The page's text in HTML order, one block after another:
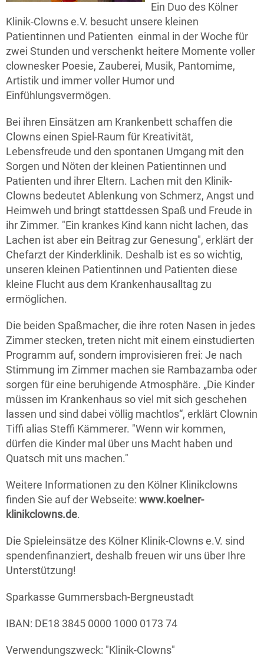
Ein Duo des Kölner
Klinik-Clowns e.V. besucht unsere kleinen
Patientinnen und Patienten einmal in der Woche für
zwei Stunden und verschenkt heitere Momente voller
clownesker Poesie, Zauberei, Musik, Pantomime,
Artistik und immer voller Humor und
Einfühlungsvermögen.
Bei ihren Einsätzen am Krankenbett schaffen die
Clowns einen Spiel-Raum für Kreativität,
Lebensfreude und den spontanen Umgang mit den
Sorgen und Nöten der kleinen Patientinnen und
Patienten und ihrer Eltern. Lachen mit den Klinik-
Clowns bedeutet Ablenkung von Schmerz, Angst und
Heimweh und bringt stattdessen Spaß und Freude in
ihr Zimmer. "Ein krankes Kind kann nicht lachen, das
Lachen ist aber ein Beitrag zur Genesung", erklärt der
Chefarzt der Kinderklinik. Deshalb ist es so wichtig,
unseren kleinen Patientinnen und Patienten diese
kleine Flucht aus dem Krankenhausalltag zu
ermöglichen.
Die beiden Spaßmacher, die ihre roten Nasen in jedes
Zimmer stecken, treten nicht mit einem einstudierten
Programm auf, sondern improvisieren frei: Je nach
Stimmung im Zimmer machen sie Rambazamba oder
sorgen für eine beruhigende Atmosphäre. „Die Kinder
müssen im Krankenhaus so viel mit sich geschehen
lassen und sind dabei völlig machtlos“, erklärt Clownin
Tiffi alias Steffi Kämmerer. "Wenn wir kommen,
dürfen die Kinder mal über uns Macht haben und
Quatsch mit uns machen."
Weitere Informationen zu den Kölner Klinikclowns
finden Sie auf der Webseite: www.koelner-
klinikclowns.de.
Die Spieleinsätze des Kölner Klinik-Clowns e.V. sind
spendenfinanziert, deshalb freuen wir uns über Ihre
Unterstützung!
Sparkasse Gummersbach-Bergneustadt
IBAN: DE18 3845 0000 1000 0173 74
Verwendungszweck: "Klinik-Clowns"